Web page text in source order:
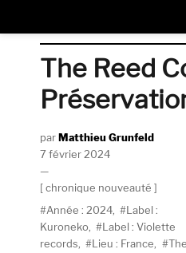
The Reed
AuteurMatthieu Grunfeld
Publié
le
7 février 2024
Catégories
chronique nouveauté
Étiquettes
Année : 2024
Label :
Kuroneko
Label : Violette
records
Lieu : France
The